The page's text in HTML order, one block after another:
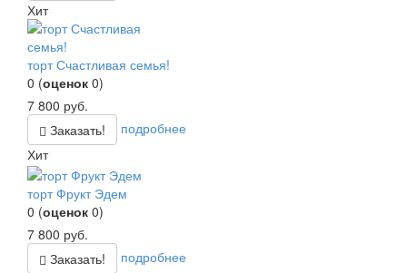
Хит
торт Счастливая семья!
0 (оценок 0)
7 800 руб.
Заказать!
подробнее
Хит
торт Фрукт Эдем
0 (оценок 0)
7 800 руб.
Заказать!
подробнее